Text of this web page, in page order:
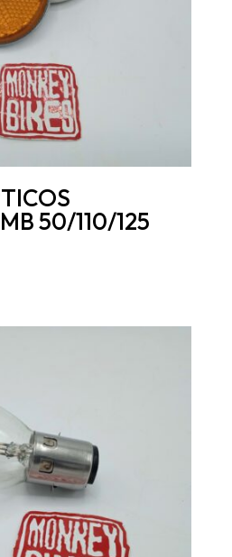
50/110/125